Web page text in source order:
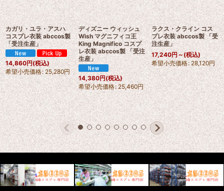
カガリ・ユラ・アスハ
コスプレ衣装 abccos製
「受注生産」
14,860円(税込)
希望小売価格: 25,280円
ディズニー ウィッシュ
Wish マグニフィコ王
King Magnifico コスプ
レ衣装 abccos製 「受注
生産」
14,380円(税込)
希望小売価格: 25,460円
ラクス・クライン コス
プレ衣装 abccos製 「受
注生産」
17,240円～(税込)
希望小売価格: 28,120円